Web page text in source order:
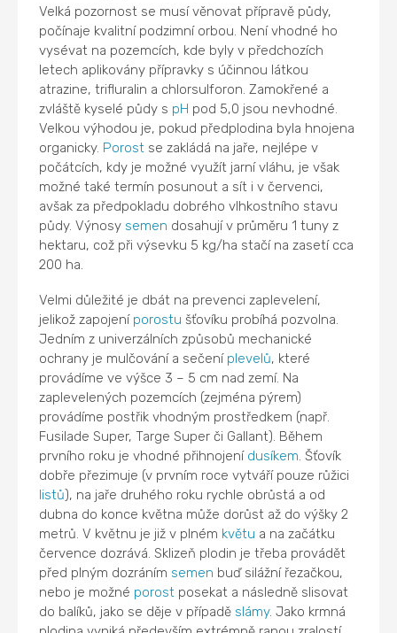
Velká pozornost se musí věnovat přípravě půdy,
počínaje kvalitní podzimní orbou. Není vhodné ho
vysévat na pozemcích, kde byly v předchozích
letech aplikovány přípravky s účinnou látkou
atrazine, trifluralin a chlorsulforon. Zamokřené a
zvláště kyselé půdy s pH pod 5,0 jsou nevhodné.
Velkou výhodou je, pokud předplodina byla hnojena
organicky. Porost se zakládá na jaře, nejlépe v
počátcích, kdy je možné využít jarní vláhu, je však
možné také termín posunout a sít i v červenci,
avšak za předpokladu dobrého vlhkostního stavu
půdy. Výnosy semen dosahují v průměru 1 tuny z
hektaru, což při výsevku 5 kg/ha stačí na zasetí cca
200 ha.
Velmi důležité je dbát na prevenci zaplevelení,
jelikož zapojení porostu šťovíku probíhá pozvolna.
Jedním z univerzálních způsobů mechanické
ochrany je mulčování a sečení plevelů, které
provádíme ve výšce 3 – 5 cm nad zemí. Na
zaplevelených pozemcích (zejména pýrem)
provádíme postřik vhodným prostředkem (např.
Fusilade Super, Targe Super či Gallant). Během
prvního roku je vhodné přihnojení dusíkem. Šťovík
dobře přezimuje (v prvním roce vytváří pouze růžici
listů), na jaře druhého roku rychle obrůstá a od
dubna do konce května může dorůst až do výšky 2
metrů. V květnu je již v plném květu a na začátku
července dozrává. Sklizeň plodin je třeba provádět
před plným dozráním semen buď silážní řezačkou,
nebo je možné porost posekat a následně slisovat
do balíků, jako se děje v případě slámy. Jako krmná